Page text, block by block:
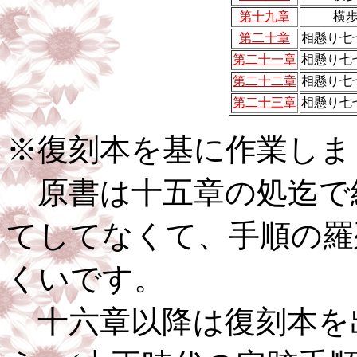
第十九章
横
第二十章
相懸り七
第二十一章 相懸り七
第二十二章 相懸り七
第二十三章 相懸り七
※復刻本を基に作業し
原書は十五章の処迄で
てしてなくて、手順の
くいです。
十六章以降は復刻本を